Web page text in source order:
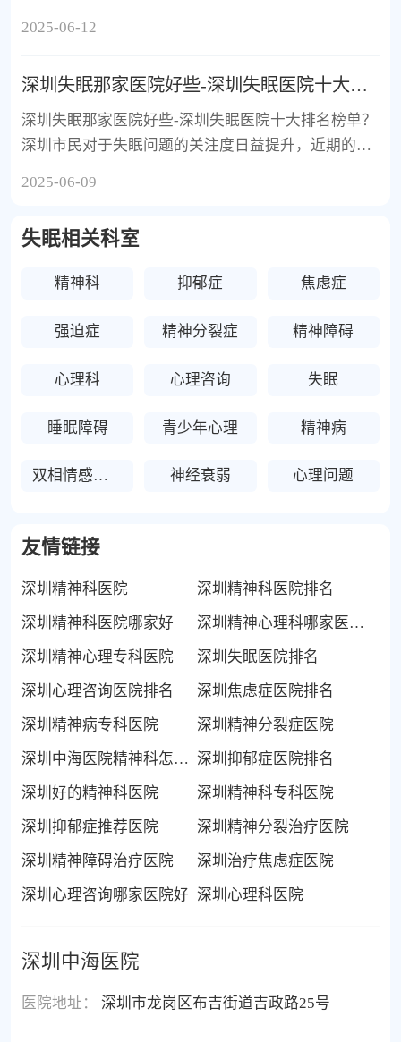
入睡困难、易醒、早醒或睡眠质量下降。
在失眠诊疗领域表现突出的医院供参考。
2025-06-12
深圳失眠那家医院好些-深圳失眠医院十大排名榜单？
深圳失眠那家医院好些-深圳失眠医院十大排名榜单？
深圳市民对于失眠问题的关注度日益提升，近期的综
2025-06-09
失眠相关科室
精神科 抑郁症 焦虑症
强迫症 精神分裂症 精神障碍
心理科 心理咨询 失眠
睡眠障碍 青少年心理 精神病
双相情感障碍 神经衰弱 心理问题
友情链接
深圳精神科医院
深圳精神科医院排名
深圳精神科医院哪家好
深圳精神心理科哪家医院好
深圳精神心理专科医院
深圳失眠医院排名
深圳心理咨询医院排名
深圳焦虑症医院排名
深圳精神病专科医院
深圳精神分裂症医院
深圳中海医院精神科怎么样- 深圳抑郁症医院排名
深圳好的精神科医院
深圳精神科专科医院
深圳抑郁症推荐医院
深圳精神分裂治疗医院
深圳精神障碍治疗医院
深圳治疗焦虑症医院
深圳心理咨询哪家医院好 深圳心理科医院
深圳中海医院
医院地址： 深圳市龙岗区布吉街道吉政路25号